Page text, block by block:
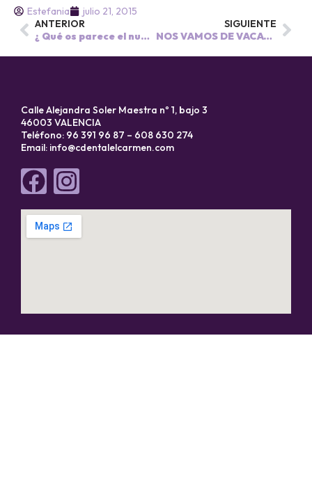
Estefania
julio 21, 2015
ANTERIOR
¿ Qué os parece el nuevo cartel luminoso de la Clínica Dental El Carmen?
SIGUIENTE
NOS VAMOS DE VACACIONES!!!
Calle Alejandra Soler Maestra nº 1, bajo 3
46003 VALENCIA
Teléfono: 96 391 96 87 – 608 630 274
Email: info@cdentalelcarmen.com